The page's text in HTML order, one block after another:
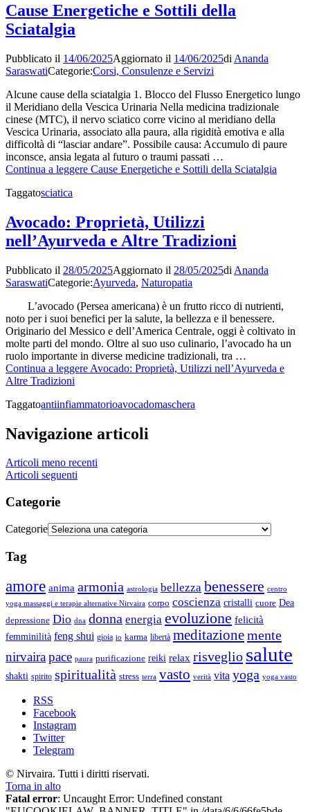
Cause Energetiche e Sottili della
Sciatalgia
Pubblicato il 14/06/2025Aggiornato il 14/06/2025di Ananda
SaraswatiCategorie:Corsi, Consulenze e Servizi
Alcune cause della sciatalgia 1. Blocco del Flusso Energetico lungo
il Meridiano della Vescica Urinaria Nella medicina tradizionale
cinese (MTC), il nervo sciatico corre vicino al meridiano della
Vescica Urinaria, associato alla paura, alla rigidità emotiva e alla
difficoltà di “lasciar andare”. Possibile causa: Accumulo di paure
inconsce, ansia legata al futuro o traumi passati …
Continua a leggere Cause Energetiche e Sottili della Sciatalgia
Taggatosciatica
Avocado: Proprietà, Utilizzi
nell’Ayurveda e Altre Tradizioni
Pubblicato il 28/05/2025Aggiornato il 28/05/2025di Ananda
SaraswatiCategorie:Ayurveda, Naturopatia
L’avocado (Persea americana) è un frutto ricco di nutrienti,
noto per i suoi benefici per la salute, la bellezza e il benessere.
Originario del Messico e dell’America Centrale, oggi è coltivato in
molte parti del mondo. Oltre al suo uso culinario, l’avocado ha un
ruolo importante in diverse medicine tradizionali, tra …
Continua a leggere Avocado: Proprietà, Utilizzi nell’Ayurveda e
Altre Tradizioni
Taggatoantiinfiammatorioavocadomaschera
Navigazione articoli
Articoli meno recenti
Articoli seguenti
Categorie
Categorie
Tag
amore anima armonia astrologia bellezza benessere centro
yoga massaggi e terapie alternative Nirvaira corpo coscienza cristalli cuore Dea
depressione Dio dna donna energia evoluzione felicità
femminilità feng shui gioia io karma libertà meditazionemente
nirvairapace paura purificazione reiki relax risveglio salute
shakti spirito spiritualità stress terra vasto verità vita yoga yoga vasto
RSS
Facebook
Instagram
Twitter
Telegram
© Nirvaira. Tutti i diritti riservati.
Torna in alto
Fatal error: Uncaught Error: Undefined constant